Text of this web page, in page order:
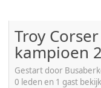
Troy
kampioen
Gestart door
0 leden en 1 gast